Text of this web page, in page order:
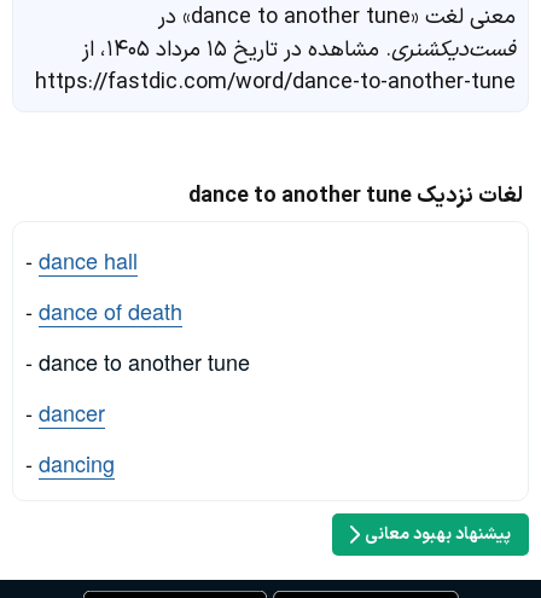
معنی لغت «dance to another tune» در
فست‌دیکشنری
. مشاهده در تاریخ ۱۵ مرداد ۱۴۰۵، از
https://fastdic.com/word/dance-to-another-tune
لغات نزدیک dance to another tune
-dance hall
-dance of death
- dance to another tune
-dancer
-dancing
پیشنهاد بهبود معانی